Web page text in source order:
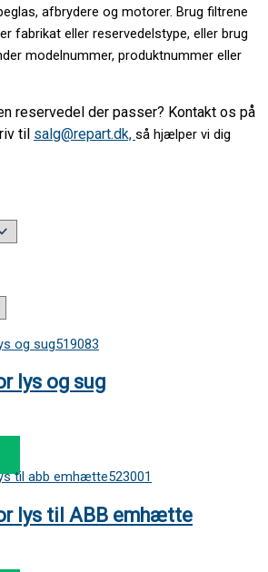
afbrydere og motorer. Brug filtrene
fabrikat eller reservedelstype, eller brug
modelnummer, produktnummer eller
reservedel der passer? Kontakt os på
til salg@repart.dk, så hjælper vi dig
519083
lys og sug
523001
lys til ABB emhætte